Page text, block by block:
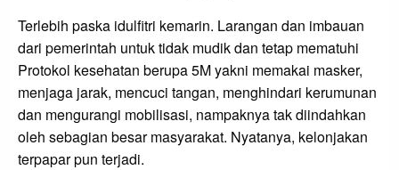
Terlebih paska idulfitri kemarin. Larangan dan imbauan
dari pemerintah untuk tidak mudik dan tetap mematuhi
Protokol kesehatan berupa 5M yakni memakai masker,
menjaga jarak, mencuci tangan, menghindari kerumunan
dan mengurangi mobilisasi, nampaknya tak diindahkan
oleh sebagian besar masyarakat. Nyatanya, kelonjakan
terpapar pun terjadi.